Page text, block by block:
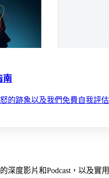
南
的跡象以及我們免費自我評
度影片和Podcast，以及實